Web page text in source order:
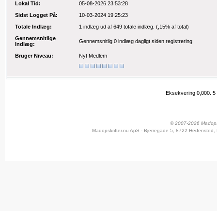
Lokal Tid:
05-08-2026 23:53:28
Sidst Logget På:
10-03-2024 19:25:23
Totale Indlæg:
1 indlæg ud af 649 totale indlæg. (,15% af total)
Gennemsnitlige
Indlæg:
Gennemsnitlig 0 indlæg dagligt siden registrering
Bruger Niveau: Nyt Medlem
Eksekvering 0,000. 5
© 2007-2026
Madopskrifter.nu ApS - Bjerregade 5, 8722